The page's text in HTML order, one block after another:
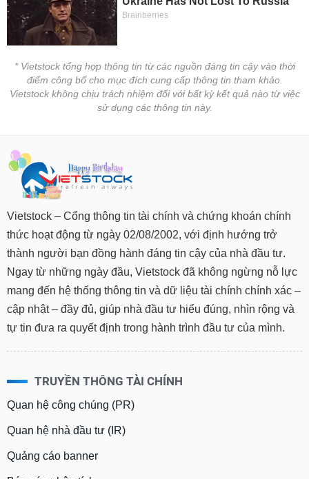
* Vietstock tổng hợp thông tin từ các nguồn đáng tin cậy vào thời
điểm công bố cho mục đích cung cấp thông tin tham khảo.
Vietstock không chịu trách nhiệm đối với bất kỳ kết quả nào từ việc
sử dụng các thông tin này.
Vietstock – Cổng thông tin tài chính và chứng khoán chính
thức hoạt động từ ngày 02/08/2002, với định hướng trở
thành người bạn đồng hành đáng tin cậy của nhà đầu tư.
Ngay từ những ngày đầu, Vietstock đã không ngừng nỗ lực
mang đến hệ thống thông tin và dữ liệu tài chính chính xác –
cập nhật – đầy đủ, giúp nhà đầu tư hiểu đúng, nhìn rộng và
tự tin đưa ra quyết định trong hành trình đầu tư của mình.
TRUYỀN THÔNG TÀI CHÍNH
Quan hệ công chúng (PR)
Quan hệ nhà đầu tư (IR)
Quảng cáo banner